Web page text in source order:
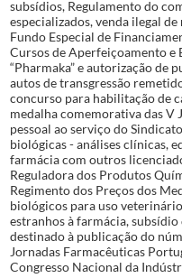
subsídios, Regulamento do
especializados, venda ilegal
Fundo Especial de
Cursos de Aperfeiçoamento e
“Pharmaka” e autorização de
autos de transgressão
concurso para habilitação de
medalha comemorativa das V
pessoal ao serviço do
biológicas - análises clínicas,
farmácia com outros
Reguladora dos Produtos
Regimento dos Preços dos
biológicos para uso
estranhos à farmácia,
destinado à publicação do
Jornadas Farmacêuticas
Congresso Nacional da